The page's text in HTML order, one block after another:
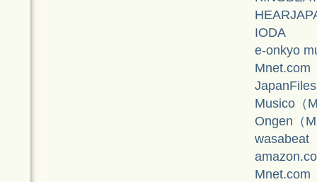
IODA
e-onkyo
Mnet.com
Musico（
Ongen（
wasabeat
Mnet.com